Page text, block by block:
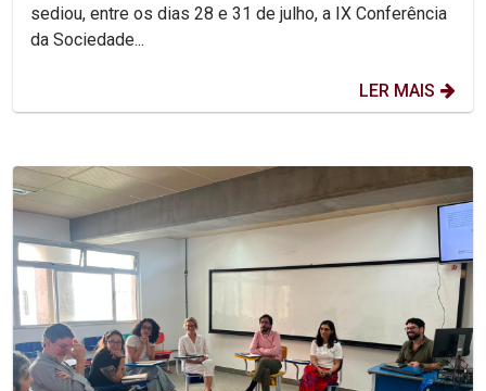
sediou, entre os dias 28 e 31 de julho, a IX Conferência
da Sociedade...
LER MAIS